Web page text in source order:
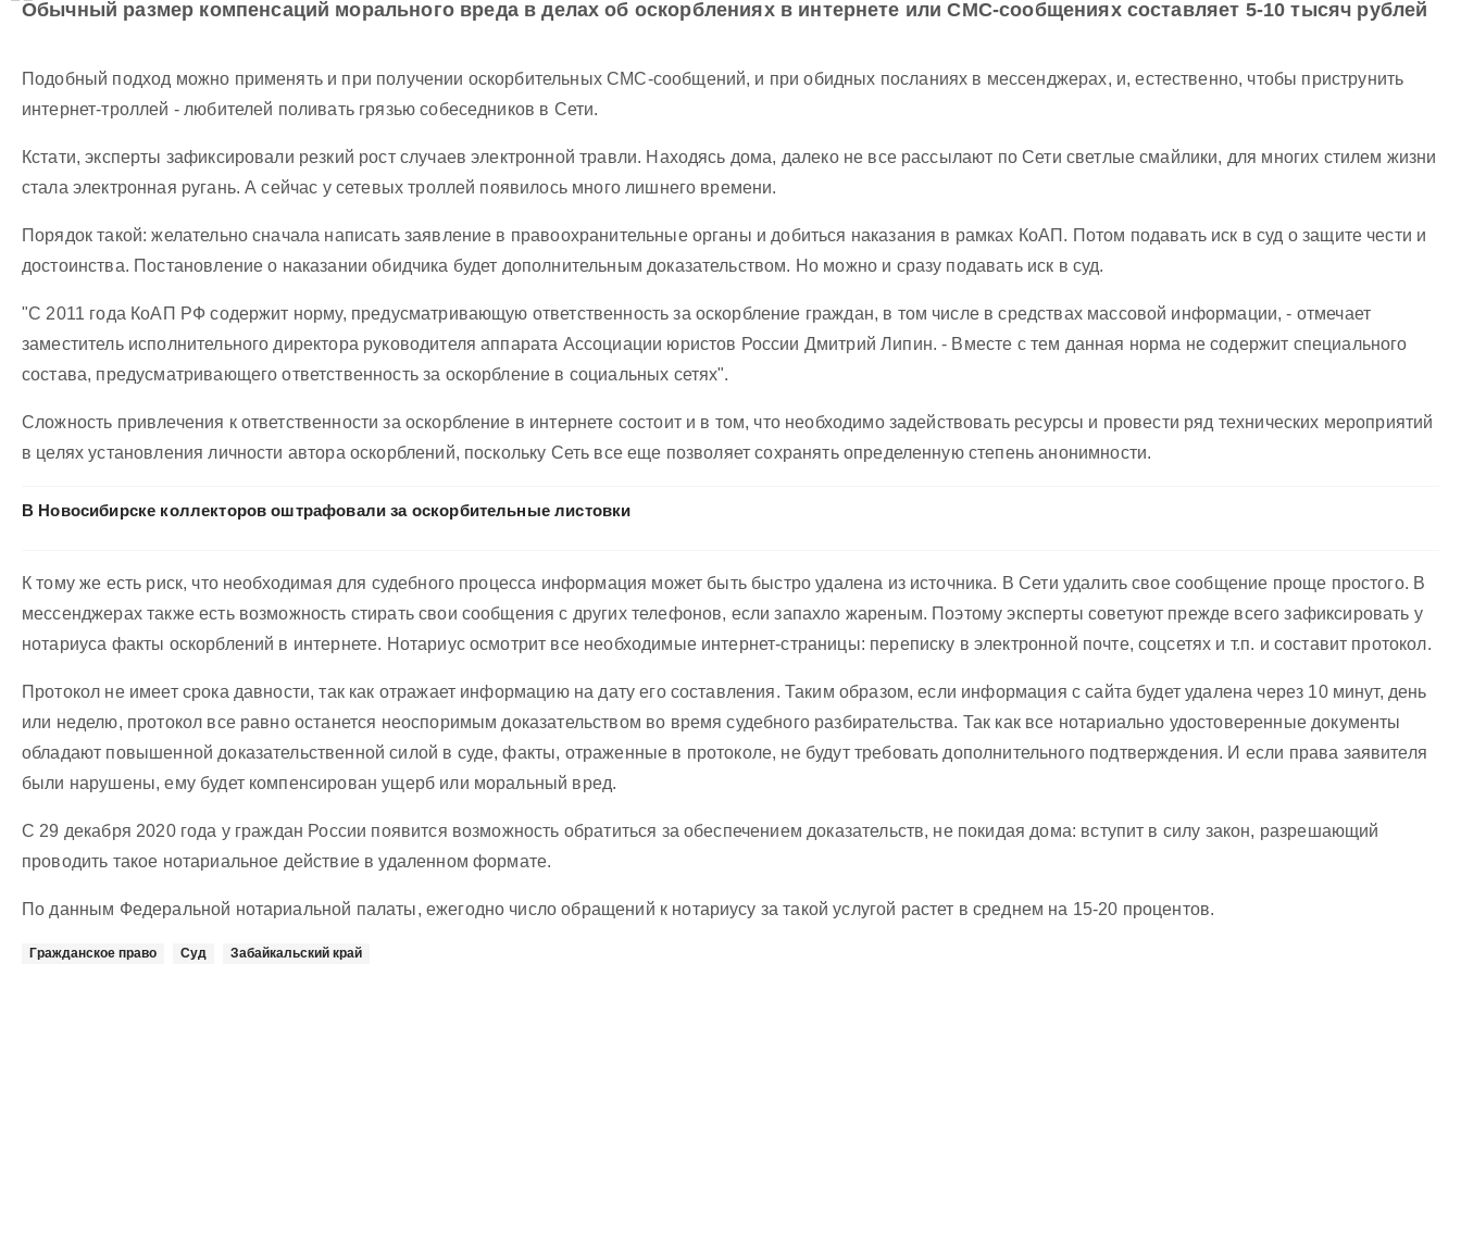
Обычный размер компенсаций морального вреда в делах об оскорблениях в интернете или СМС-сообщениях составляет 5-10 тысяч рублей
Подобный подход можно применять и при получении оскорбительных СМС-сообщений, и при обидных посланиях в мессенджерах, и, естественно, чтобы приструнить
интернет-троллей - любителей поливать грязью собеседников в Сети.
Кстати, эксперты зафиксировали резкий рост случаев электронной травли. Находясь дома, далеко не все рассылают по Сети светлые смайлики, для многих стилем жизни
стала электронная ругань. А сейчас у сетевых троллей появилось много лишнего времени.
Порядок такой: желательно сначала написать заявление в правоохранительные органы и добиться наказания в рамках КоАП. Потом подавать иск в суд о защите чести и
достоинства. Постановление о наказании обидчика будет дополнительным доказательством. Но можно и сразу подавать иск в суд.
"С 2011 года КоАП РФ содержит норму, предусматривающую ответственность за оскорбление граждан, в том числе в средствах массовой информации, - отмечает
заместитель исполнительного директора руководителя аппарата Ассоциации юристов России Дмитрий Липин. - Вместе с тем данная норма не содержит специального
состава, предусматривающего ответственность за оскорбление в социальных сетях".
Сложность привлечения к ответственности за оскорбление в интернете состоит и в том, что необходимо задействовать ресурсы и провести ряд технических мероприятий
в целях установления личности автора оскорблений, поскольку Сеть все еще позволяет сохранять определенную степень анонимности.
В Новосибирске коллекторов оштрафовали за оскорбительные листовки
К тому же есть риск, что необходимая для судебного процесса информация может быть быстро удалена из источника. В Сети удалить свое сообщение проще простого. В
мессенджерах также есть возможность стирать свои сообщения с других телефонов, если запахло жареным. Поэтому эксперты советуют прежде всего зафиксировать у
нотариуса факты оскорблений в интернете. Нотариус осмотрит все необходимые интернет-страницы: переписку в электронной почте, соцсетях и т.п. и составит протокол.
Протокол не имеет срока давности, так как отражает информацию на дату его составления. Таким образом, если информация с сайта будет удалена через 10 минут, день
или неделю, протокол все равно останется неоспоримым доказательством во время судебного разбирательства. Так как все нотариально удостоверенные документы
обладают повышенной доказательственной силой в суде, факты, отраженные в протоколе, не будут требовать дополнительного подтверждения. И если права заявителя
были нарушены, ему будет компенсирован ущерб или моральный вред.
С 29 декабря 2020 года у граждан России появится возможность обратиться за обеспечением доказательств, не покидая дома: вступит в силу закон, разрешающий
проводить такое нотариальное действие в удаленном формате.
По данным Федеральной нотариальной палаты, ежегодно число обращений к нотариусу за такой услугой растет в среднем на 15-20 процентов.
Гражданское право Суд Забайкальский край